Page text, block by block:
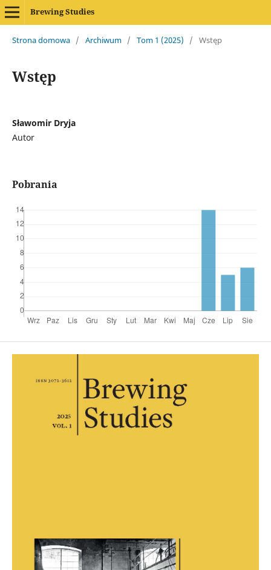
Brewing Studies
Strona domowa / Archiwum / Tom 1 (2025) / Wstęp
Wstęp
Sławomir Dryja
Autor
Pobrania